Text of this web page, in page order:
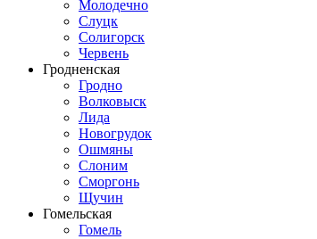
Молодечно
Слуцк
Солигорск
Червень
Гродненская
Гродно
Волковыск
Лида
Новогрудок
Ошмяны
Слоним
Сморгонь
Щучин
Гомельская
Гомель